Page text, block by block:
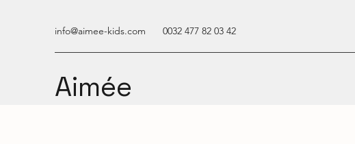
info@aimee-kids.com 0032 477 82 03 42
Aimée